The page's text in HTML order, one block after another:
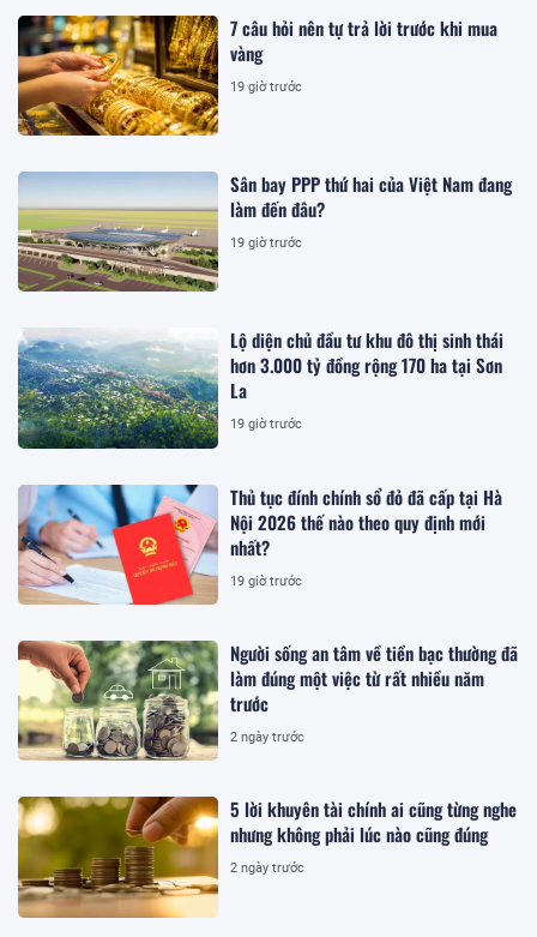
7 câu hỏi nên tự trả lời trước khi mua
vàng
19 giờ trước
Sân bay PPP thứ hai của Việt Nam đang
làm đến đâu?
19 giờ trước
Lộ diện chủ đầu tư khu đô thị sinh thái
hơn 3.000 tỷ đồng rộng 170 ha tại Sơn
La
19 giờ trước
Thủ tục đính chính sổ đỏ đã cấp tại Hà
Nội 2026 thế nào theo quy định mới
nhất?
19 giờ trước
Người sống an tâm về tiền bạc thường đã
làm đúng một việc từ rất nhiều năm
trước
2 ngày trước
5 lời khuyên tài chính ai cũng từng nghe
nhưng không phải lúc nào cũng đúng
2 ngày trước